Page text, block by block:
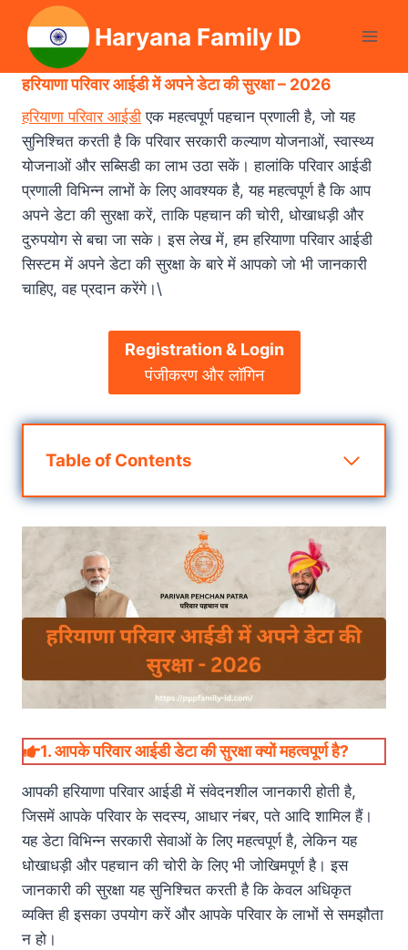
content
Haryana Family ID
हरियाणा परिवार आईडी में अपने डेटा की सुरक्षा – 2026
हरियाणा परिवार आईडी एक महत्वपूर्ण पहचान प्रणाली है, जो यह
सुनिश्चित करती है कि परिवार सरकारी कल्याण योजनाओं, स्वास्थ्य
योजनाओं और सब्सिडी का लाभ उठा सकें। हालांकि परिवार आईडी
प्रणाली विभिन्न लाभों के लिए आवश्यक है, यह महत्वपूर्ण है कि आप
अपने डेटा की सुरक्षा करें, ताकि पहचान की चोरी, धोखाधड़ी और
दुरुपयोग से बचा जा सके। इस लेख में, हम हरियाणा परिवार आईडी
सिस्टम में अपने डेटा की सुरक्षा के बारे में आपको जो भी जानकारी
चाहिए, वह प्रदान करेंगे।\
Registration & Login
पंजीकरण और लॉगिन
Table of Contents
1.आपके परिवार आईडी डेटा की सुरक्षा क्यों महत्वपूर्ण है?
आपकी हरियाणा परिवार आईडी में संवेदनशील जानकारी होती है,
जिसमें आपके परिवार के सदस्य, आधार नंबर, पते आदि शामिल हैं।
यह डेटा विभिन्न सरकारी सेवाओं के लिए महत्वपूर्ण है, लेकिन यह
धोखाधड़ी और पहचान की चोरी के लिए भी जोखिमपूर्ण है। इस
जानकारी की सुरक्षा यह सुनिश्चित करती है कि केवल अधिकृत
व्यक्ति ही इसका उपयोग करें और आपके परिवार के लाभों से समझौता
न हो।